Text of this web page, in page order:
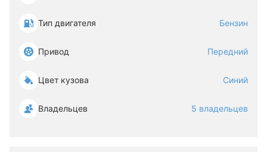
Тип двигателя Бензин
Привод Передний
Цвет кузова Синий
Владельцев 5 владельцев